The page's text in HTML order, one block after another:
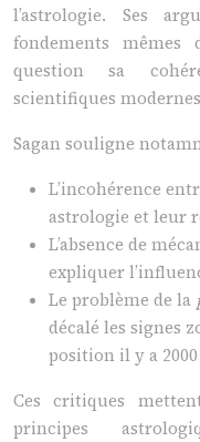
l’astrologie. Ses
fondements
question sa
scientifiques
Sagan souligne
L’incohérence
astrologie et leur
L’absence de
expliquer
Le problème de la
décalé les signes
position il y a 2000
Ces critiques
principes